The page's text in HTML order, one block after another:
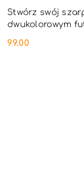
Stwórz swój
dwukolorowym
Cena:
99.00